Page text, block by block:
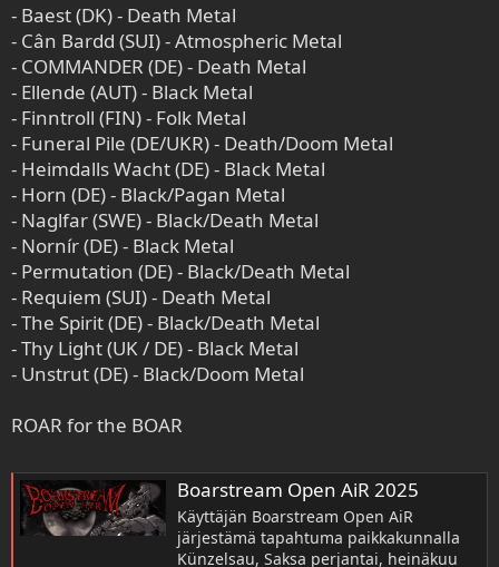
- Baest (DK) - Death Metal
- Cân Bardd (SUI) - Atmospheric Metal
- COMMANDER (DE) - Death Metal
- Ellende (AUT) - Black Metal
- Finntroll (FIN) - Folk Metal
- Funeral Pile (DE/UKR) - Death/Doom Metal
- Heimdalls Wacht (DE) - Black Metal
- Horn (DE) - Black/Pagan Metal
- Naglfar (SWE) - Black/Death Metal
- Nornír (DE) - Black Metal
- Permutation (DE) - Black/Death Metal
- Requiem (SUI) - Death Metal
- The Spirit (DE) - Black/Death Metal
- Thy Light (UK / DE) - Black Metal
- Unstrut (DE) - Black/Doom Metal
ROAR for the BOAR
Boarstream Open AiR 2025
Käyttäjän Boarstream Open AiR
järjestämä tapahtuma paikkakunnalla
Künzelsau, Saksa perjantai, heinäkuu